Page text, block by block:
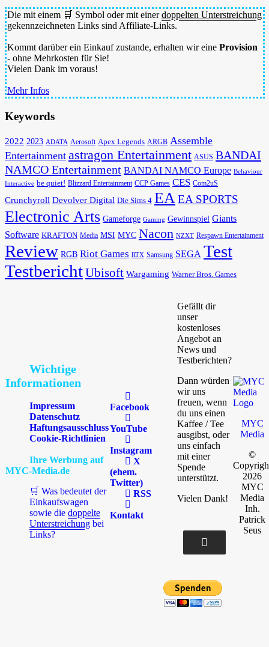
Die mit einem 🛒 Symbol oder mit einerdoppelten Unterstreichung
gekennzeichneten Links sind Affiliate-Links.
Kommt darüber ein Einkauf zustande, erhalten wir eine Provision
- ohne Mehrkosten für Sie!
Vielen Dank im voraus!
Mehr Infos
Keywords
2022 2023 ADATA Aerosoft Apex Legends ARGB Assemble
Entertainment astragon Entertainment ASUS BANDAI
NAMCO Entertainment BANDAI NAMCO Europe Behaviour
Interactive be quiet! Blizzard Entertainment CCP Games CES Com2uS
Crunchyroll Devolver Digital Die Sims 4 EA EA SPORTS
Electronic Arts Gameforge Gaming Gewinnspiel Giants
Software KRAFTON Media MSI MYC Nacon NZXT Respawn Entertainment
Review RGB Riot Games RTX Samsung SEGA Test
TestberichtUbisoft Wargaming Warner Bros. Games
Wichtige
Informationen
Impressum
Datenschutz
Haftungsausschluss
Cookie-Richtlinien
Ihre Werbung auf
MYC-Media.de
🛒 Was bedeutet der
Einkaufswagen
sowie die doppelte
Unterstreichung bei
Links?
Facebook
YouTube
Instagram
X
(ehem.
Twitter)
RSS
Kontakt
Gefällt dir
unser
kostenloses
Angebot an
News und
Testberichten?
Dann würden
wir uns
freuen, wenn
du uns einen
Kaffee / Tee
ausgibst, oder
uns einfach
mit einer
Spende
unterstützt.
Vielen Dank!
MYC
Media
©
2026
MYC
Media
Inh.
Patrick
Seus